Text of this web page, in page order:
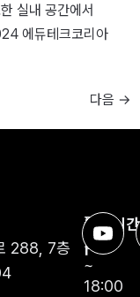
실내 공간에서
에듀테크코리아
다음 →
288, 7층
운영시
|
평일
9:00
~
18:00